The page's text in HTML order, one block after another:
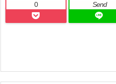
0 Send